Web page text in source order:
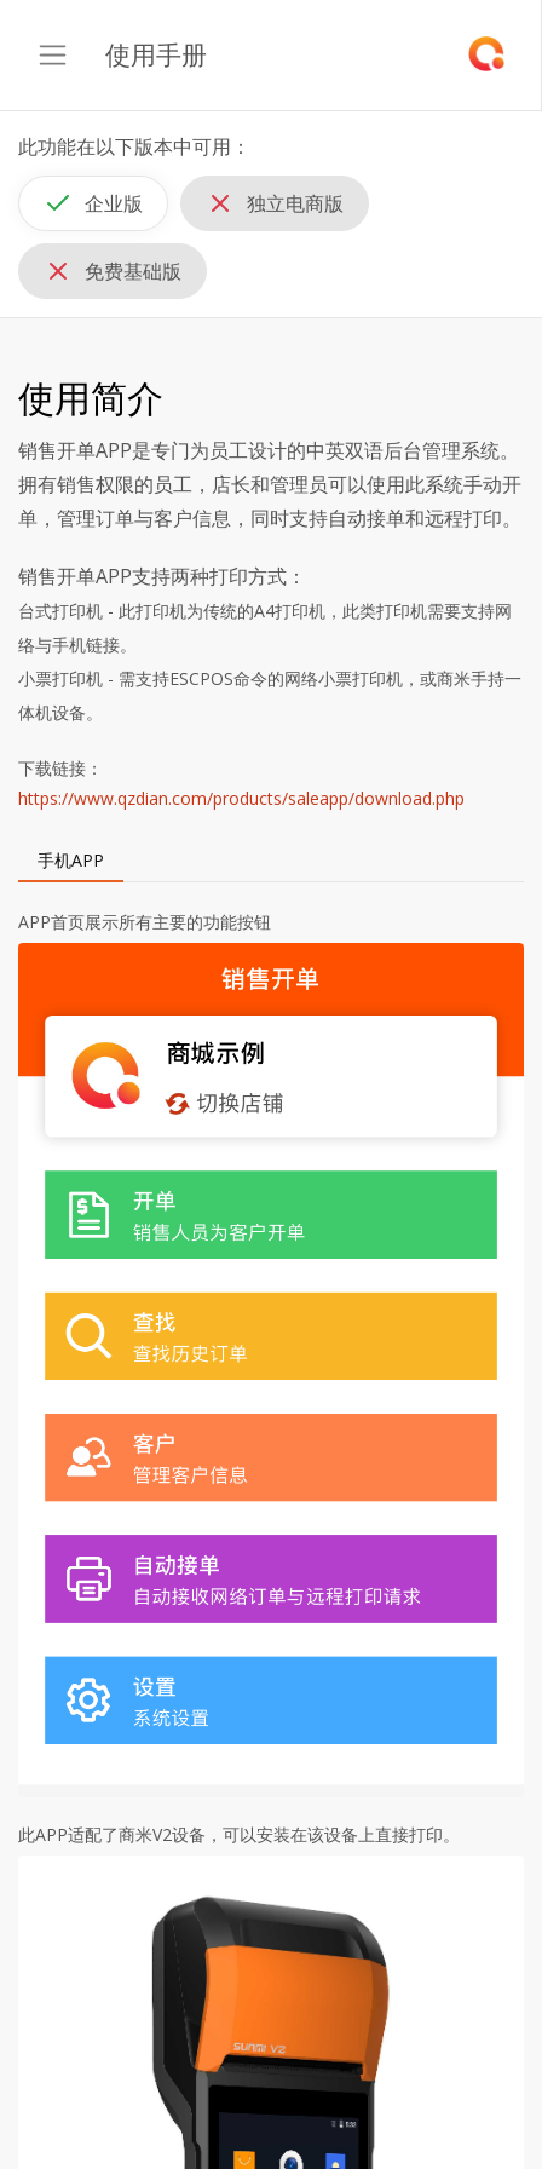
使用手册
此功能在以下版本中可用：
企业版 独立电商版
免费基础版
使用简介
销售开单APP是专门为员工设计的中英双语后台管理系统。
拥有销售权限的员工，店长和管理员可以使用此系统手动开
单，管理订单与客户信息，同时支持自动接单和远程打印。
销售开单APP支持两种打印方式：
台式打印机 - 此打印机为传统的A4打印机，此类打印机需要支持网
络与手机链接。
小票打印机 - 需支持ESCPOS命令的网络小票打印机，或商米手持一
体机设备。
下载链接：
https://www.qzdian.com/products/saleapp/download.php
手机APP
APP首页展示所有主要的功能按钮
此APP适配了商米V2设备，可以安装在该设备上直接打印。